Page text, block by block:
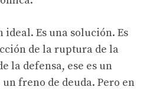
ideal. Es una solución. Es
de la ruptura de la
la defensa, ese es un
freno de deuda. Pero en